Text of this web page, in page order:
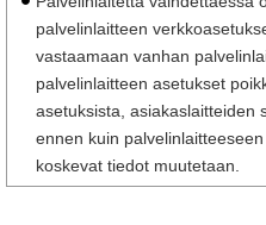
palvelinlaitteen
vastaamaan vanhan
palvelinlaitteen asetukset
asetuksista, asiakaslaitteiden
ennen kuin
koskevat tiedot muutetaan.